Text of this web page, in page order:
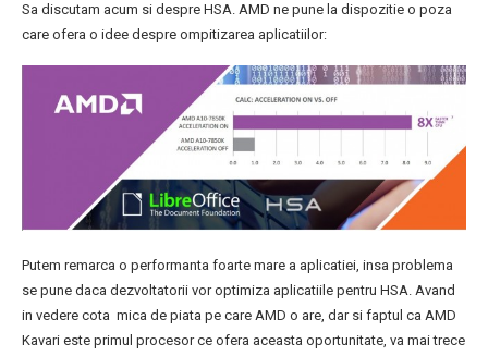
Sa discutam acum si despre HSA. AMD ne pune la dispozitie o poza
care ofera o idee despre ompitizarea aplicatiilor:
Putem remarca o performanta foarte mare a aplicatiei, insa problema
se pune daca dezvoltatorii vor optimiza aplicatiile pentru HSA. Avand
in vedere cota mica de piata pe care AMD o are, dar si faptul ca AMD
Kavari este primul procesor ce ofera aceasta oportunitate, va mai trece